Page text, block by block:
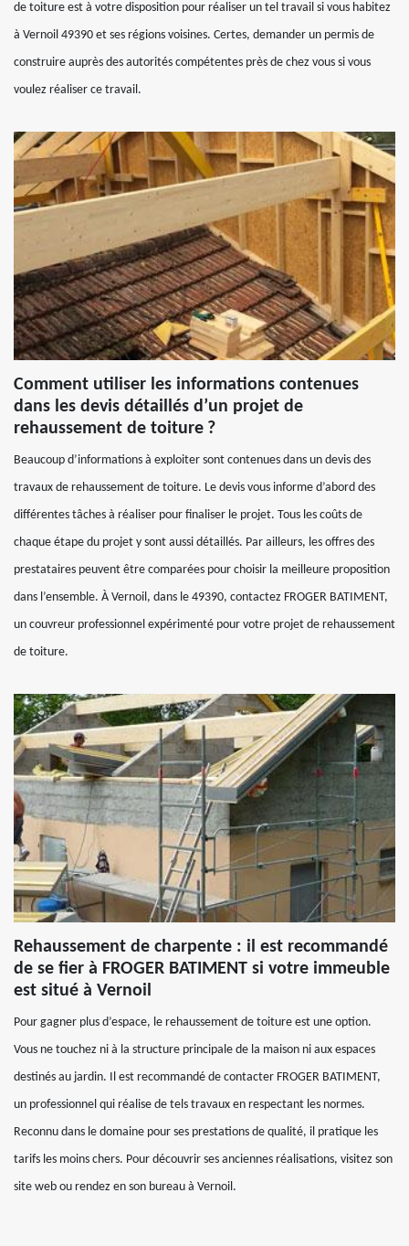
de toiture est à votre disposition pour réaliser un tel travail si vous habitez
à Vernoil 49390 et ses régions voisines. Certes, demander un permis de
construire auprès des autorités compétentes près de chez vous si vous
voulez réaliser ce travail.
Comment utiliser les informations contenues
dans les devis détaillés d’un projet de
rehaussement de toiture ?
Beaucoup d’informations à exploiter sont contenues dans un devis des
travaux de rehaussement de toiture. Le devis vous informe d’abord des
différentes tâches à réaliser pour finaliser le projet. Tous les coûts de
chaque étape du projet y sont aussi détaillés. Par ailleurs, les offres des
prestataires peuvent être comparées pour choisir la meilleure proposition
dans l’ensemble. À Vernoil, dans le 49390, contactez FROGER BATIMENT,
un couvreur professionnel expérimenté pour votre projet de rehaussement
de toiture.
Rehaussement de charpente : il est recommandé
de se fier à FROGER BATIMENT si votre immeuble
est situé à Vernoil
Pour gagner plus d’espace, le rehaussement de toiture est une option.
Vous ne touchez ni à la structure principale de la maison ni aux espaces
destinés au jardin. Il est recommandé de contacter FROGER BATIMENT,
un professionnel qui réalise de tels travaux en respectant les normes.
Reconnu dans le domaine pour ses prestations de qualité, il pratique les
tarifs les moins chers. Pour découvrir ses anciennes réalisations, visitez son
site web ou rendez en son bureau à Vernoil.